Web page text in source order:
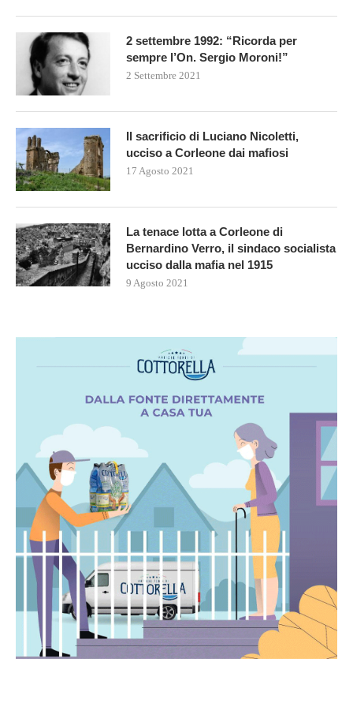
2 settembre 1992: “Ricorda per
sempre l’On. Sergio Moroni!”
2 Settembre 2021
Il sacrificio di Luciano Nicoletti,
ucciso a Corleone dai mafiosi
17 Agosto 2021
La tenace lotta a Corleone di
Bernardino Verro, il sindaco socialista
ucciso dalla mafia nel 1915
9 Agosto 2021